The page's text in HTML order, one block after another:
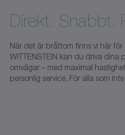
Direkt. Snabbt.
När det är bråttom finns vi här för
WITTENSTEIN kan du driva dina
omvägar – med maximal
personlig service. För alla som